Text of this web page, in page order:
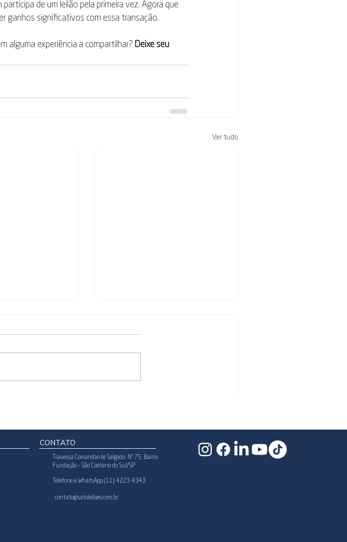
de um leilão pela primeira vez. Agora que
ganhos significativos com essa transação.
alguma experiência a compartilhar? Deixe seu
Ver tudo
Redes Sociais
CONTATO
Travessa Comandante Salgado. Nº 75, Bairro
Fundação – São Caetano do Sul/SP
Telefone e WhatsApp (11) 4223-4343
contato@satoleiloes.com.br